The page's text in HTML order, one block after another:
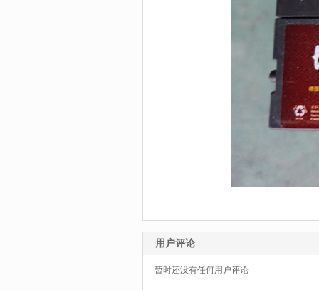
用户评论
暂时还没有任何用户评论